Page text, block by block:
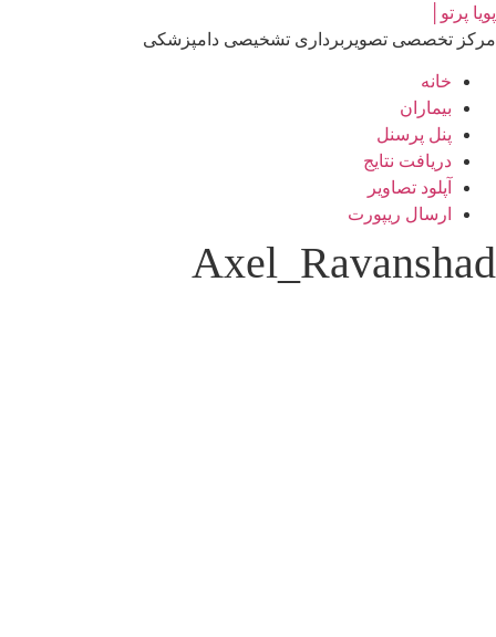
پرش
به
پویا پرتو│
مرکز تخصصی تصویربرداری تشخیصی دامپزشکی
خانه
بیماران
پنل پرسنل
دریافت نتایج
آپلود تصاویر
ارسال ریپورت
Axel_Ravanshad